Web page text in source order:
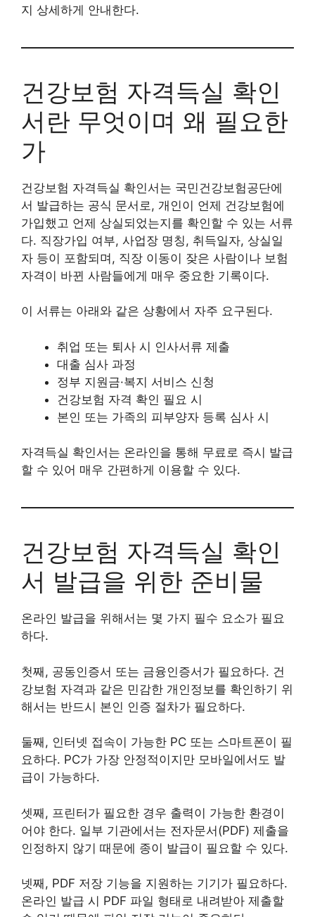
지 상세하게 안내한다.
건강보험 자격득실 확인
서란 무엇이며 왜 필요한
가
건강보험 자격득실 확인서는 국민건강보험공단에
서 발급하는 공식 문서로, 개인이 언제 건강보험에
가입했고 언제 상실되었는지를 확인할 수 있는 서류
다. 직장가입 여부, 사업장 명칭, 취득일자, 상실일
자 등이 포함되며, 직장 이동이 잦은 사람이나 보험
자격이 바뀐 사람들에게 매우 중요한 기록이다.
이 서류는 아래와 같은 상황에서 자주 요구된다.
취업 또는 퇴사 시 인사서류 제출
대출 심사 과정
정부 지원금·복지 서비스 신청
건강보험 자격 확인 필요 시
본인 또는 가족의 피부양자 등록 심사 시
자격득실 확인서는 온라인을 통해 무료로 즉시 발급
할 수 있어 매우 간편하게 이용할 수 있다.
건강보험 자격득실 확인
서 발급을 위한 준비물
온라인 발급을 위해서는 몇 가지 필수 요소가 필요
하다.
첫째, 공동인증서 또는 금융인증서가 필요하다. 건
강보험 자격과 같은 민감한 개인정보를 확인하기 위
해서는 반드시 본인 인증 절차가 필요하다.
둘째, 인터넷 접속이 가능한 PC 또는 스마트폰이 필
요하다. PC가 가장 안정적이지만 모바일에서도 발
급이 가능하다.
셋째, 프린터가 필요한 경우 출력이 가능한 환경이
어야 한다. 일부 기관에서는 전자문서(PDF) 제출을
인정하지 않기 때문에 종이 발급이 필요할 수 있다.
넷째, PDF 저장 기능을 지원하는 기기가 필요하다.
온라인 발급 시 PDF 파일 형태로 내려받아 제출할